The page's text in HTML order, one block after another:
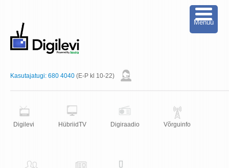
Kasutajatugi: 680 4040 (E-P kl 10-22)
Menüü